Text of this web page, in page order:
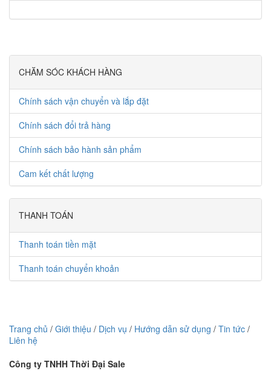
CHĂM SÓC KHÁCH HÀNG
Chính sách vận chuyển và lắp đặt
Chính sách đổi trả hàng
Chính sách bảo hành sản phẩm
Cam kết chất lượng
THANH TOÁN
Thanh toán tiền mặt
Thanh toán chuyển khoản
Trang chủ / Giới thiệu / Dịch vụ / Hướng dẫn sử dụng / Tin tức /
Liên hệ
Công ty TNHH Thời Đại Sale